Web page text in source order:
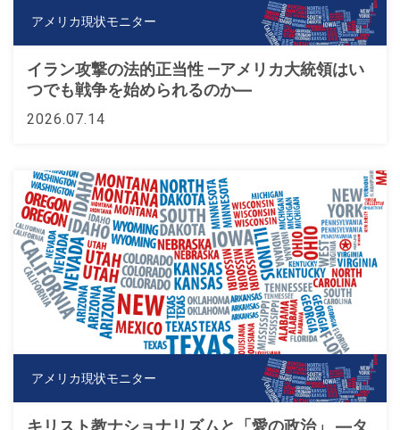
2026.07.14
イラン攻撃の法的正当性 —アメリカ大統領はい
つでも戦争を始められるのか―
アメリカ現状モニター
キリスト教ナショナリズムと「愛の政治」 ―タ
アメリカ現状モニター